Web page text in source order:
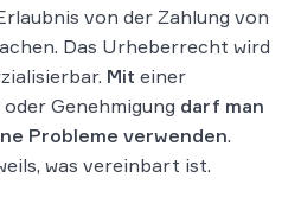
von der Zahlung von
Das Urheberrecht wird
Mit einer
oder Genehmigung darf man
Probleme verwenden.
was vereinbart ist.